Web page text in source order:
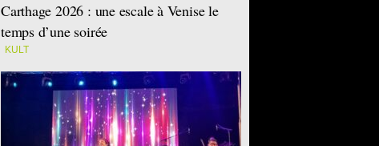
Carthage 2026 : une escale à Venise le
temps d’une soirée
KULT